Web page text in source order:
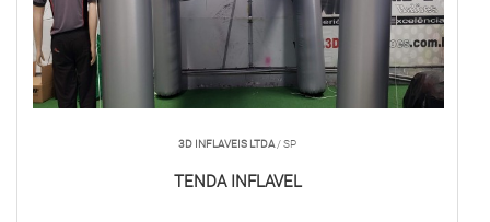
3D INFLAVEIS LTDA / SP
TENDA INFLAVEL